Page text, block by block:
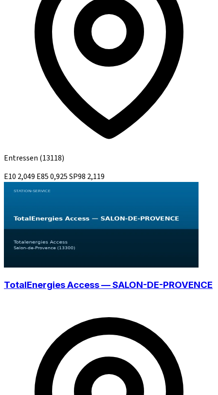
Entressen (13118)
E10 2,049 E850,925SP98 2,119
TotalEnergies Access — SALON-DE-PROVENCE